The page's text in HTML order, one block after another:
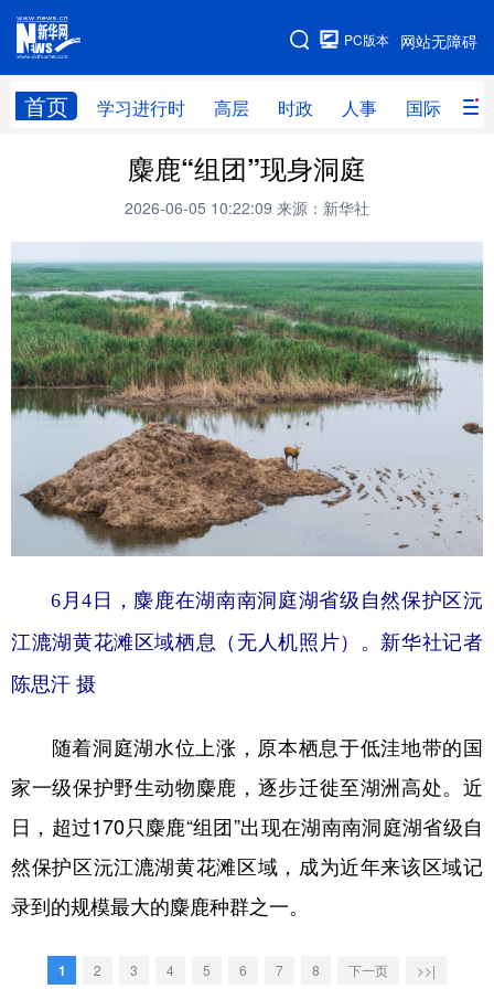
网站无障碍
PC版本
首页 学习进行时 高层 时政 人事 国际 财
网站地图
高层 时政
财经 网评
台湾 思客智库 全球连线 教育
科技 科创 量子 体育
文化 书画 健康 军事
访谈 视频 图片 政务
中央文件 金融
食品 人居 信息化 数字经济
学术中国 乡村振兴 溯源中国
彩票 娱乐 时尚 悦读
公益
地方频道
北京 天津 河北 山西
辽宁 吉林
麋鹿“组团”现身洞庭
2026-06-05 10:22:09 来源：新华社
6月4日，麋鹿在湖南南洞庭湖省级自然保护区沅
江漉湖黄花滩区域栖息（无人机照片）。新华社记者
陈思汗 摄
随着洞庭湖水位上涨，原本栖息于低洼地带的国
家一级保护野生动物麋鹿，逐步迁徙至湖洲高处。近
日，超过170只麋鹿“组团”出现在湖南南洞庭湖省级自
然保护区沅江漉湖黄花滩区域，成为近年来该区域记
录到的规模最大的麋鹿种群之一。
1 2 3 4 5 6 7 8 下一页 >>|